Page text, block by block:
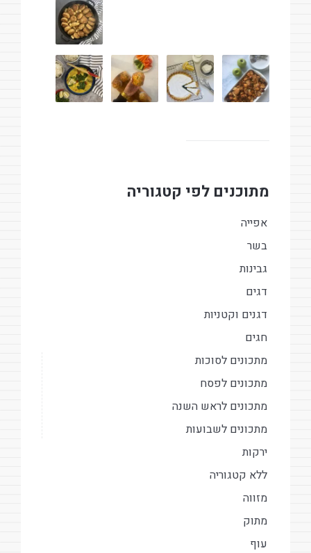
מתוכנים לפי קטגוריה
אפייה
בשר
גבינות
דגים
דגנים וקטניות
חגים
מתכונים לסוכות
מתכונים לפסח
מתכונים לראש השנה
מתכונים לשבועות
ירקות
ללא קטגוריה
מזווה
מתוק
עוף